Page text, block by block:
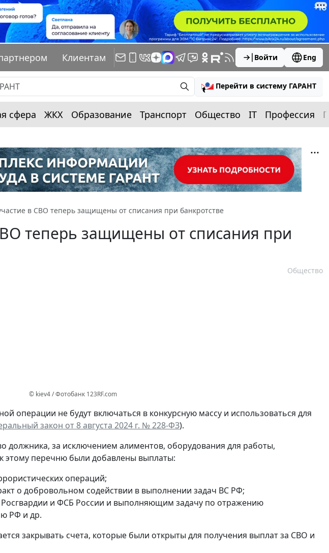
Клиентам Войти Eng
Перейти в систему ГАРАНТ
сфера ЖКХ Образование Транспорт Общество IT Профессия
в СВО теперь защищены от списания при банкротстве
теперь защищены от списания при
Общество
© kiev4 / Фотобанк 123RF.com
операции не будут включаться в конкурсную массу и использоваться для
закон от 8 августа 2024 г. № 228-ФЗ).
должника, за исключением алиментов, оборудования для работы,
этому перечню были добавлены выплаты:
операций;
о добровольном содействии в выполнении задач ВС РФ;
и ФСБ России и выполняющим задачу по отражению
РФ и др.
закрывать счета, которые были открыты для получения выплат за СВО и